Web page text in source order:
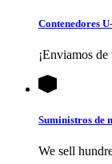
Contenedores
¡Enviamos
Suministros de
We sell